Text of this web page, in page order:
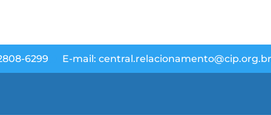
6299 E-mail: central.relacionamento@cip.org.br